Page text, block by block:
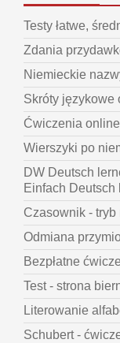
Testy łatwe,
Zdania
Niemieckie
Skróty językowe
Ćwiczenia online
Wierszyki po
DW Deutsch
Einfach Deutsch
Czasownik -
Odmiana
Bezpłatne
Test - strona
Literowanie
Schubert -